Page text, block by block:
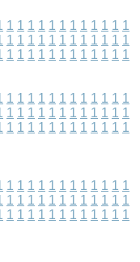
1 1 1 1 1 1 1 1 1 1 1 1
1 1 1 1 1 1 1 1 1 1 1 1
1 1 1 1 1 1 1 1 1 1 1 1
1 1 1 1 1 1 1 1 1 1 1 1
1 1 1 1 1 1 1 1 1 1 1 1
1 1 1 1 1 1 1 1 1 1 1 1
1 1 1 1 1 1 1 1 1 1 1 1
1 1 1 1 1 1 1 1 1 1 1 1
1 1 1 1 1 1 1 1 1 1 1 1